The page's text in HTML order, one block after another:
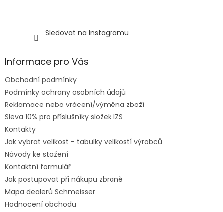
Sledovat na Instagramu
Informace pro Vás
Obchodní podmínky
Podmínky ochrany osobních údajů
Reklamace nebo vrácení/výměna zboží
Sleva 10% pro příslušníky složek IZS
Kontakty
Jak vybrat velikost - tabulky velikostí výrobců
Návody ke stažení
Kontaktní formulář
Jak postupovat při nákupu zbraně
Mapa dealerů Schmeisser
Hodnocení obchodu